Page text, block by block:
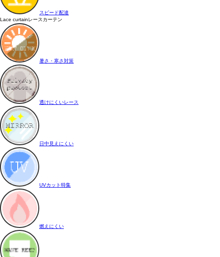
スピード配達
Lace curtainレースカーテン
暑さ・寒さ対策
透けにくいレース
日中見えにくい
UVカット特集
燃えにくい